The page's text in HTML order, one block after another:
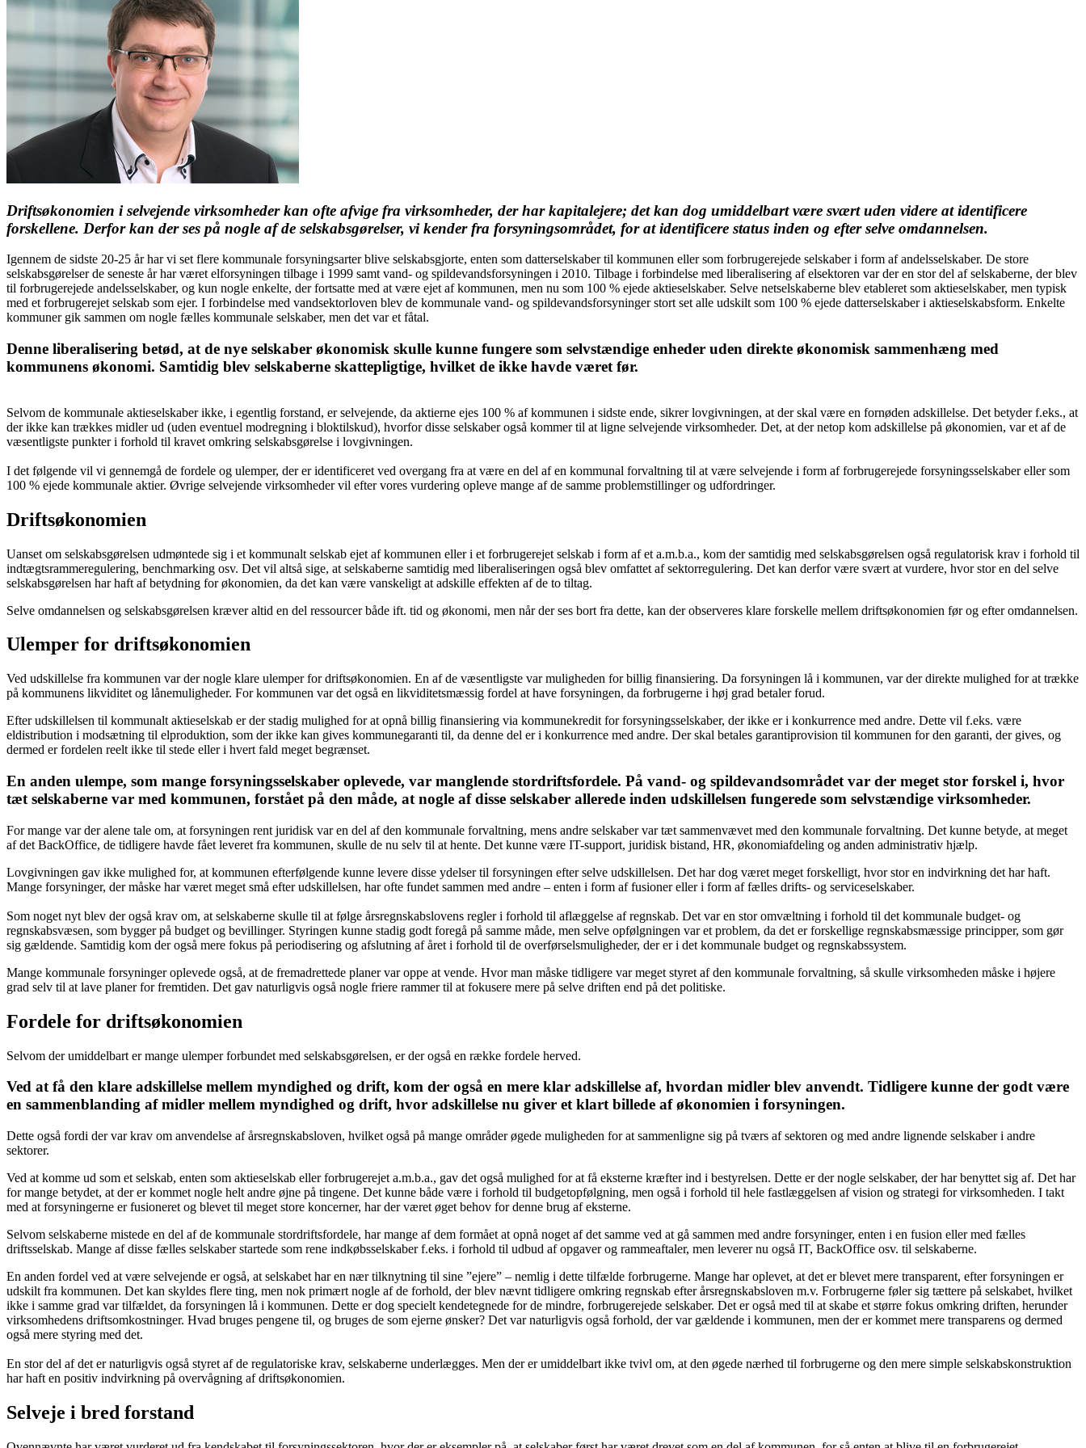
Driftsøkonomien i selvejende virksomheder kan ofte afvige fra virksomheder, der har kapitalejere; det kan dog umiddelbart være svært uden videre at identificere
forskellene. Derfor kan der ses på nogle af de selskabsgørelser, vi kender fra forsyningsområdet, for at identificere status inden og efter selve omdannelsen.
Igennem de sidste 20-25 år har vi set flere kommunale forsyningsarter blive selskabsgjorte, enten som datterselskaber til kommunen eller som forbrugerejede selskaber i form af andelsselskaber. De store
selskabsgørelser de seneste år har været elforsyningen tilbage i 1999 samt vand- og spildevandsforsyningen i 2010. Tilbage i forbindelse med liberalisering af elsektoren var der en stor del af selskaberne, der blev
til forbrugerejede andelsselskaber, og kun nogle enkelte, der fortsatte med at være ejet af kommunen, men nu som 100 % ejede aktieselskaber. Selve netselskaberne blev etableret som aktieselskaber, men typisk
med et forbrugerejet selskab som ejer. I forbindelse med vandsektorloven blev de kommunale vand- og spildevandsforsyninger stort set alle udskilt som 100 % ejede datterselskaber i aktieselskabsform. Enkelte
kommuner gik sammen om nogle fælles kommunale selskaber, men det var et fåtal.
Denne liberalisering betød, at de nye selskaber økonomisk skulle kunne fungere som selvstændige enheder uden direkte økonomisk sammenhæng med
kommunens økonomi. Samtidig blev selskaberne skattepligtige, hvilket de ikke havde været før.
Selvom de kommunale aktieselskaber ikke, i egentlig forstand, er selvejende, da aktierne ejes 100 % af kommunen i sidste ende, sikrer lovgivningen, at der skal være en fornøden adskillelse. Det betyder f.eks., at
der ikke kan trækkes midler ud (uden eventuel modregning i bloktilskud), hvorfor disse selskaber også kommer til at ligne selvejende virksomheder. Det, at der netop kom adskillelse på økonomien, var et af de
væsentligste punkter i forhold til kravet omkring selskabsgørelse i lovgivningen.
I det følgende vil vi gennemgå de fordele og ulemper, der er identificeret ved overgang fra at være en del af en kommunal forvaltning til at være selvejende i form af forbrugerejede forsyningsselskaber eller som
100 % ejede kommunale aktier. Øvrige selvejende virksomheder vil efter vores vurdering opleve mange af de samme problemstillinger og udfordringer.
Driftsøkonomien
Uanset om selskabsgørelsen udmøntede sig i et kommunalt selskab ejet af kommunen eller i et forbrugerejet selskab i form af et a.m.b.a., kom der samtidig med selskabsgørelsen også regulatorisk krav i forhold til
indtægtsrammeregulering, benchmarking osv. Det vil altså sige, at selskaberne samtidig med liberaliseringen også blev omfattet af sektorregulering. Det kan derfor være svært at vurdere, hvor stor en del selve
selskabsgørelsen har haft af betydning for økonomien, da det kan være vanskeligt at adskille effekten af de to tiltag.
Selve omdannelsen og selskabsgørelsen kræver altid en del ressourcer både ift. tid og økonomi, men når der ses bort fra dette, kan der observeres klare forskelle mellem driftsøkonomien før og efter omdannelsen.
Ulemper for driftsøkonomien
Ved udskillelse fra kommunen var der nogle klare ulemper for driftsøkonomien. En af de væsentligste var muligheden for billig finansiering. Da forsyningen lå i kommunen, var der direkte mulighed for at trække
på kommunens likviditet og lånemuligheder. For kommunen var det også en likviditetsmæssig fordel at have forsyningen, da forbrugerne i høj grad betaler forud.
Efter udskillelsen til kommunalt aktieselskab er der stadig mulighed for at opnå billig finansiering via kommunekredit for forsyningsselskaber, der ikke er i konkurrence med andre. Dette vil f.eks. være
eldistribution i modsætning til elproduktion, som der ikke kan gives kommunegaranti til, da denne del er i konkurrence med andre. Der skal betales garantiprovision til kommunen for den garanti, der gives, og
dermed er fordelen reelt ikke til stede eller i hvert fald meget begrænset.
En anden ulempe, som mange forsyningsselskaber oplevede, var manglende stordriftsfordele. På vand- og spildevandsområdet var der meget stor forskel i, hvor
tæt selskaberne var med kommunen, forstået på den måde, at nogle af disse selskaber allerede inden udskillelsen fungerede som selvstændige virksomheder.
For mange var der alene tale om, at forsyningen rent juridisk var en del af den kommunale forvaltning, mens andre selskaber var tæt sammenvævet med den kommunale forvaltning. Det kunne betyde, at meget
af det BackOffice, de tidligere havde fået leveret fra kommunen, skulle de nu selv til at hente. Det kunne være IT-support, juridisk bistand, HR, økonomiafdeling og anden administrativ hjælp.
Lovgivningen gav ikke mulighed for, at kommunen efterfølgende kunne levere disse ydelser til forsyningen efter selve udskillelsen. Det har dog været meget forskelligt, hvor stor en indvirkning det har haft.
Mange forsyninger, der måske har været meget små efter udskillelsen, har ofte fundet sammen med andre – enten i form af fusioner eller i form af fælles drifts- og serviceselskaber.
Som noget nyt blev der også krav om, at selskaberne skulle til at følge årsregnskabslovens regler i forhold til aflæggelse af regnskab. Det var en stor omvæltning i forhold til det kommunale budget- og
regnskabsvæsen, som bygger på budget og bevillinger. Styringen kunne stadig godt foregå på samme måde, men selve opfølgningen var et problem, da det er forskellige regnskabsmæssige principper, som gør
sig gældende. Samtidig kom der også mere fokus på periodisering og afslutning af året i forhold til de overførselsmuligheder, der er i det kommunale budget og regnskabssystem.
Mange kommunale forsyninger oplevede også, at de fremadrettede planer var oppe at vende. Hvor man måske tidligere var meget styret af den kommunale forvaltning, så skulle virksomheden måske i højere
grad selv til at lave planer for fremtiden. Det gav naturligvis også nogle friere rammer til at fokusere mere på selve driften end på det politiske.
Fordele for driftsøkonomien
Selvom der umiddelbart er mange ulemper forbundet med selskabsgørelsen, er der også en række fordele herved.
Ved at få den klare adskillelse mellem myndighed og drift, kom der også en mere klar adskillelse af, hvordan midler blev anvendt. Tidligere kunne der godt være
en sammenblanding af midler mellem myndighed og drift, hvor adskillelse nu giver et klart billede af økonomien i forsyningen.
Dette også fordi der var krav om anvendelse af årsregnskabsloven, hvilket også på mange områder øgede muligheden for at sammenligne sig på tværs af sektoren og med andre lignende selskaber i andre
sektorer.
Ved at komme ud som et selskab, enten som aktieselskab eller forbrugerejet a.m.b.a., gav det også mulighed for at få eksterne kræfter ind i bestyrelsen. Dette er der nogle selskaber, der har benyttet sig af. Det har
for mange betydet, at der er kommet nogle helt andre øjne på tingene. Det kunne både være i forhold til budgetopfølgning, men også i forhold til hele fastlæggelsen af vision og strategi for virksomheden. I takt
med at forsyningerne er fusioneret og blevet til meget store koncerner, har der været øget behov for denne brug af eksterne.
Selvom selskaberne mistede en del af de kommunale stordriftsfordele, har mange af dem formået at opnå noget af det samme ved at gå sammen med andre forsyninger, enten i en fusion eller med fælles
driftsselskab. Mange af disse fælles selskaber startede som rene indkøbsselskaber f.eks. i forhold til udbud af opgaver og rammeaftaler, men leverer nu også IT, BackOffice osv. til selskaberne.
En anden fordel ved at være selvejende er også, at selskabet har en nær tilknytning til sine ”ejere” – nemlig i dette tilfælde forbrugerne. Mange har oplevet, at det er blevet mere transparent, efter forsyningen er
udskilt fra kommunen. Det kan skyldes flere ting, men nok primært nogle af de forhold, der blev nævnt tidligere omkring regnskab efter årsregnskabsloven m.v. Forbrugerne føler sig tættere på selskabet, hvilket
ikke i samme grad var tilfældet, da forsyningen lå i kommunen. Dette er dog specielt kendetegnede for de mindre, forbrugerejede selskaber. Det er også med til at skabe et større fokus omkring driften, herunder
virksomhedens driftsomkostninger. Hvad bruges pengene til, og bruges de som ejerne ønsker? Det var naturligvis også forhold, der var gældende i kommunen, men der er kommet mere transparens og dermed
også mere styring med det.
En stor del af det er naturligvis også styret af de regulatoriske krav, selskaberne underlægges. Men der er umiddelbart ikke tvivl om, at den øgede nærhed til forbrugerne og den mere simple selskabskonstruktion
har haft en positiv indvirkning på overvågning af driftsøkonomien.
Selveje i bred forstand